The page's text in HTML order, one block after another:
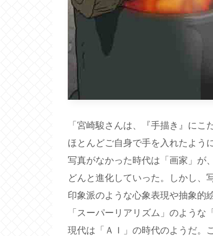
「宮崎駿さんは、『手描き』に
ほとんどご自身で手を入れたよう
写真がなかった時代は「画家」が
どんと進化していった。しかし、
印象派のような心象表現や抽象的
「スーパーリアリズム」のような
現代は「ＡＩ」の時代のようだ。